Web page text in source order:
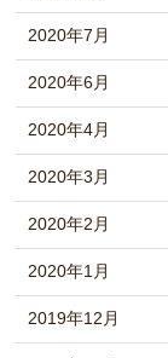
2020年7月
2020年6月
2020年4月
2020年3月
2020年2月
2020年1月
2019年12月